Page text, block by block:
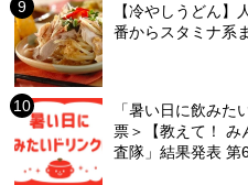
【冷やしうどん
番からスタミナ系
「暑い日に飲み
票＞【教えて！ み
査隊」結果発表 第